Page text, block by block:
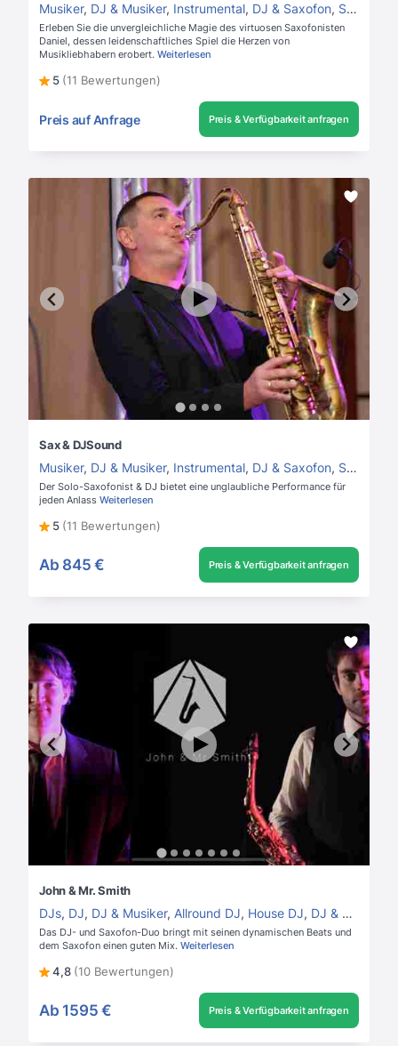
Musiker, DJ & Musiker, Instrumental, DJ & Saxofon, Saxofonist
Erleben Sie die unvergleichliche Magie des virtuosen Saxofonisten
Daniel, dessen leidenschaftliches Spiel die Herzen von
Musikliebhabern erobert. Weiterlesen
5 (11 Bewertungen)
Preis auf Anfrage Preis & Verfügbarkeit anfragen
Sax & DJSound
Musiker, DJ & Musiker, Instrumental, DJ & Saxofon, Saxofonist
Der Solo-Saxofonist & DJ bietet eine unglaubliche Performance für
jeden Anlass Weiterlesen
5 (11 Bewertungen)
Ab 845 € Preis & Verfügbarkeit anfragen
John & Mr. Smith
DJs, DJ, DJ & Musiker, Allround DJ, House DJ, DJ & Saxofon
Das DJ- und Saxofon-Duo bringt mit seinen dynamischen Beats und
dem Saxofon einen guten Mix. Weiterlesen
4,8 (10 Bewertungen)
Ab 1595 € Preis & Verfügbarkeit anfragen